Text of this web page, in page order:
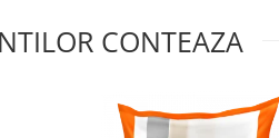
CONTEAZA